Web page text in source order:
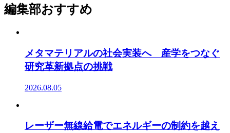
編集部おすすめ
メタマテリアルの社会実装へ 産学をつなぐ
研究革新拠点の挑戦
2026.08.05
レーザー無線給電でエネルギーの制約を越え